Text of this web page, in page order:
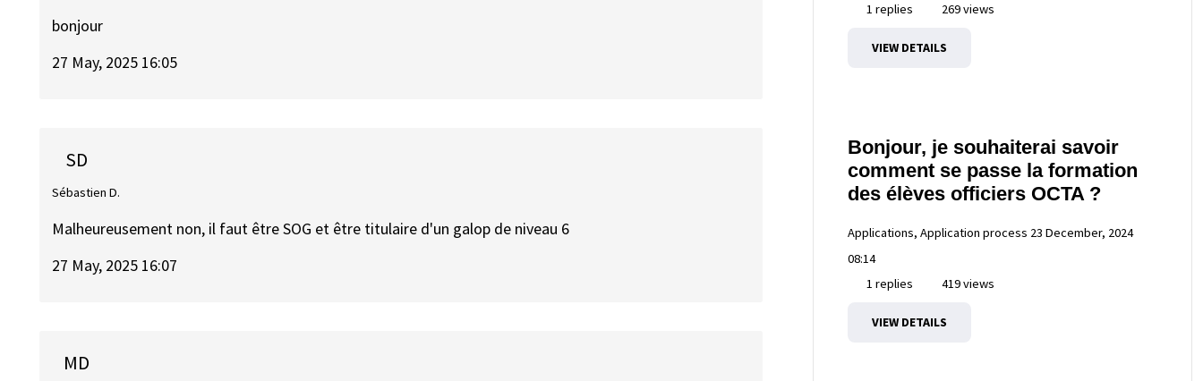
bonjour
27 May, 2025 16:05
SD
Sébastien D.
Malheureusement non, il faut être SOG et être titulaire d'un galop de niveau 6
27 May, 2025 16:07
MD
1 replies
269 views
VIEW DETAILS
Bonjour, je souhaiterai savoir
comment se passe la formation
des élèves officiers OCTA ?
Applications, Application process 23 December, 2024
08:14
1 replies
419 views
VIEW DETAILS